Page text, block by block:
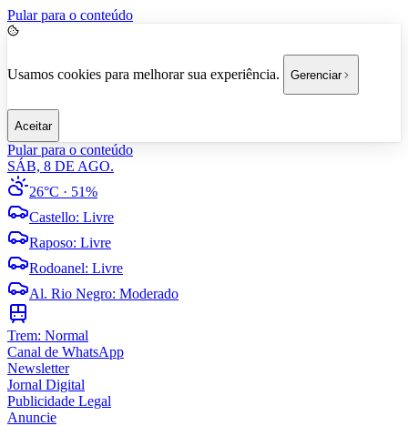
Pular para o conteúdo
Usamos cookies para melhorar sua experiência. Gerenciar
Aceitar
Pular para o conteúdo
SÁB, 8 DE AGO.
26°C · 51%
Castello: Livre
Raposo: Livre
Rodoanel: Livre
Al. Rio Negro: Moderado
Trem: Normal
Canal de WhatsApp
Newsletter
Jornal Digital
Publicidade Legal
Anuncie